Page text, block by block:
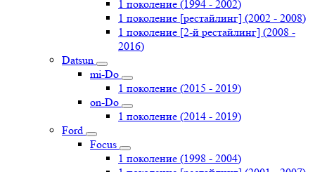
1 поколение (1994 - 2002)
1 поколение [рестайлинг] (2002 - 2008)
1 поколение [2-й рестайлинг] (2008 -
2016)
Datsun
mi-Do
1 поколение (2015 - 2019)
on-Do
1 поколение (2014 - 2019)
Ford
Focus
1 поколение (1998 - 2004)